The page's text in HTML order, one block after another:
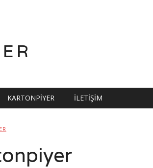
KARTONPIYER İLETIŞIM